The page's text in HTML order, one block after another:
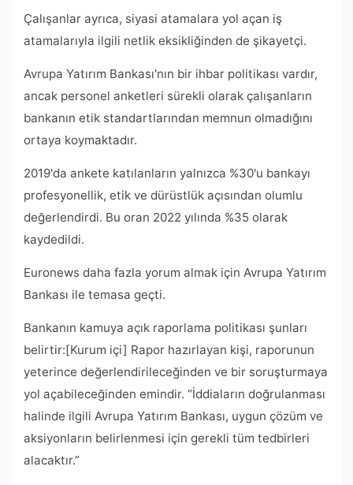
Çalışanlar ayrıca, siyasi atamalara yol açan iş
atamalarıyla ilgili netlik eksikliğinden de şikayetçi.
Avrupa Yatırım Bankası'nın bir ihbar politikası vardır,
ancak personel anketleri sürekli olarak çalışanların
bankanın etik standartlarından memnun olmadığını
ortaya koymaktadır.
2019'da ankete katılanların yalnızca %30'u bankayı
profesyonellik, etik ve dürüstlük açısından olumlu
değerlendirdi. Bu oran 2022 yılında %35 olarak
kaydedildi.
Euronews daha fazla yorum almak için Avrupa Yatırım
Bankası ile temasa geçti.
Bankanın kamuya açık raporlama politikası şunları
belirtir:[Kurum içi] Rapor hazırlayan kişi, raporunun
yeterince değerlendirileceğinden ve bir soruşturmaya
yol açabileceğinden emindir. “İddiaların doğrulanması
halinde ilgili Avrupa Yatırım Bankası, uygun çözüm ve
aksiyonların belirlenmesi için gerekli tüm tedbirleri
alacaktır.”